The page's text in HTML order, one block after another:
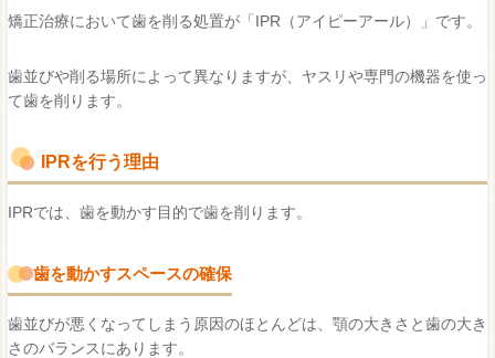
矯正治療において歯を削る処置が「IPR（アイピーアール）」です。
歯並びや削る場所によって異なりますが、ヤスリや専門の機器を使っ
て歯を削ります。
IPRを行う理由
IPRでは、歯を動かす目的で歯を削ります。
歯を動かすスペースの確保
歯並びが悪くなってしまう原因のほとんどは、顎の大きさと歯の大き
さのバランスにあります。